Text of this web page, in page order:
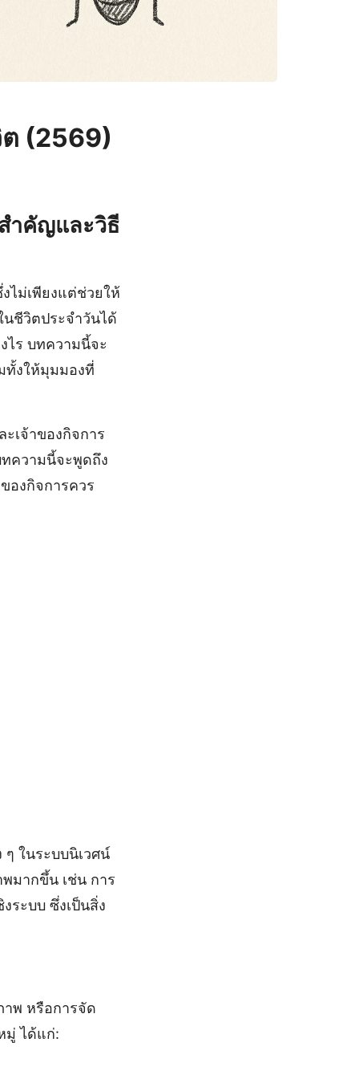
ต (2569)
ำคัญและวิธี
ไม่เพียงแต่ช่วยให้
นชีวิตประจำวันได้
ไร บทความนี้จะ
ทั้งให้มุมมองที่
เจ้าของกิจการ
ความนี้จะพูดถึง
องกิจการควร
ในระบบนิเวศน์
มากขึ้น เช่น การ
ระบบ ซึ่งเป็นสิ่ง
พ หรือการจัด
มู่ ได้แก่: